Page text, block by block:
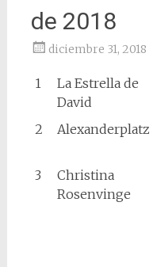
de 2018
diciembre 31, 2018
1
La Estrella de
David
2 Alexanderplatz
3
Christina
Rosenvinge